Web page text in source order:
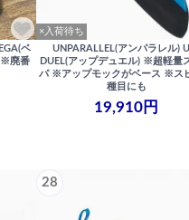
ベ
※廃番
×入荷待ち
UNPARALLEL(アンパラレル)
DUEL(アップデュエル) ※超軽量
パ ※アップモックがベース ※ス
種目にも
19,910円
28